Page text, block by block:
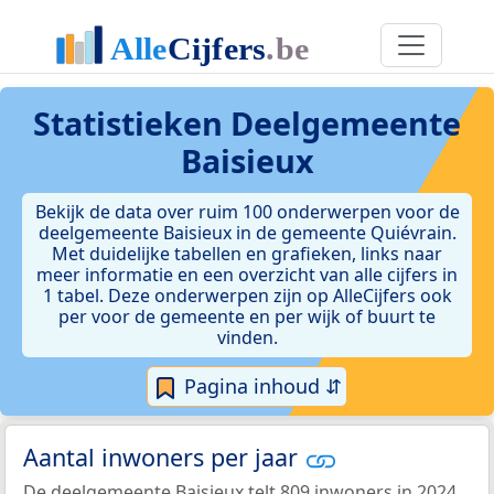
Statistieken Deelgemeente
Baisieux
Bekijk de data over ruim 100 onderwerpen voor de
deelgemeente Baisieux in de gemeente Quiévrain.
Met duidelijke tabellen en grafieken, links naar
meer informatie en een overzicht van alle cijfers in
1 tabel. Deze onderwerpen zijn op AlleCijfers ook
per voor de gemeente en per wijk of buurt te
vinden.
Pagina inhoud ⇵
Aantal inwoners per jaar